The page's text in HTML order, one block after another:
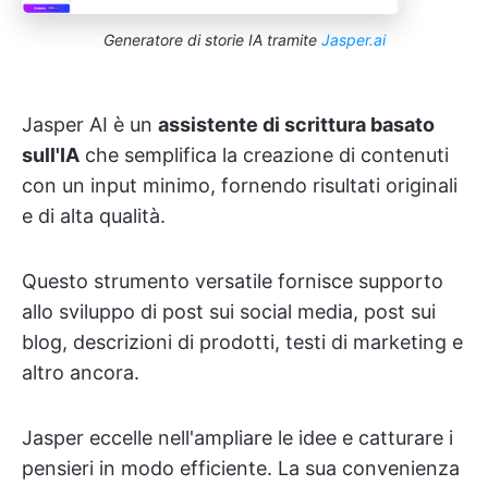
Generatore di storie IA tramite Jasper.ai
Jasper AI è un assistente di scrittura basato
sull'IA che semplifica la creazione di contenuti
con un input minimo, fornendo risultati originali
e di alta qualità.
Questo strumento versatile fornisce supporto
allo sviluppo di post sui social media, post sui
blog, descrizioni di prodotti, testi di marketing e
altro ancora.
Jasper eccelle nell'ampliare le idee e catturare i
pensieri in modo efficiente. La sua convenienza